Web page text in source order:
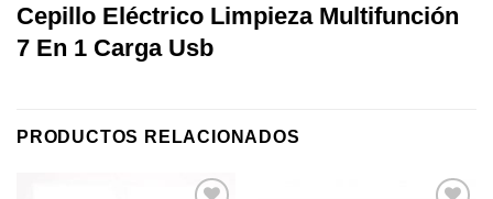
Cepillo Eléctrico Limpieza Multifunción
7 En 1 Carga Usb
PRODUCTOS RELACIONADOS